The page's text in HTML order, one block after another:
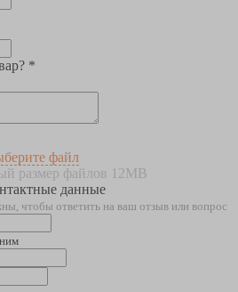
*
файл
размер файлов 12MB
данные
чтобы ответить на ваш отзыв или вопрос